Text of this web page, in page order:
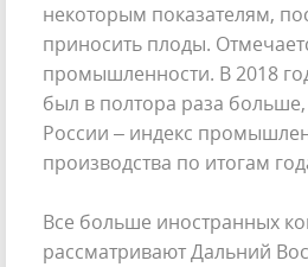
некоторым показателям,
приносить плоды.
промышленности. В 2018
был в полтора раза
России – индекс
производства по итогам
Все больше иностранных
рассматривают Дальний